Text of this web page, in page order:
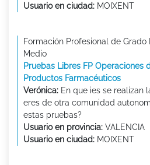
Usuario en ciudad: MOIXENT
Formación Profesional de
Medio
Pruebas Libres FP Operaciones
Productos Farmacéuticos
Verónica: En que ies se realizan
eres de otra comunidad
estas pruebas?
Usuario en provincia: VALENCIA
Usuario en ciudad: MOIXENT